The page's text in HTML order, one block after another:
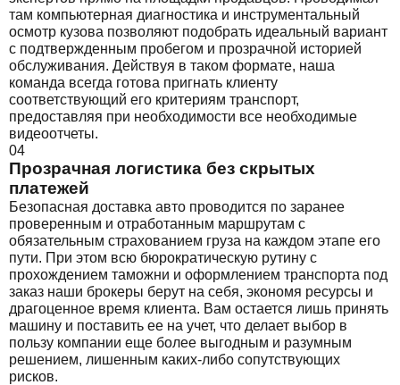
там компьютерная диагностика и инструментальный
осмотр кузова позволяют подобрать идеальный вариант
с подтвержденным пробегом и прозрачной историей
обслуживания. Действуя в таком формате, наша
команда всегда готова пригнать клиенту
соответствующий его критериям транспорт,
предоставляя при необходимости все необходимые
видеоотчеты.
04
Прозрачная логистика без скрытых
платежей
Безопасная доставка авто проводится по заранее
проверенным и отработанным маршрутам с
обязательным страхованием груза на каждом этапе его
пути. При этом всю бюрократическую рутину с
прохождением таможни и оформлением транспорта под
заказ наши брокеры берут на себя, экономя ресурсы и
драгоценное время клиента. Вам остается лишь принять
машину и поставить ее на учет, что делает выбор в
пользу компании еще более выгодным и разумным
решением, лишенным каких-либо сопутствующих
рисков.